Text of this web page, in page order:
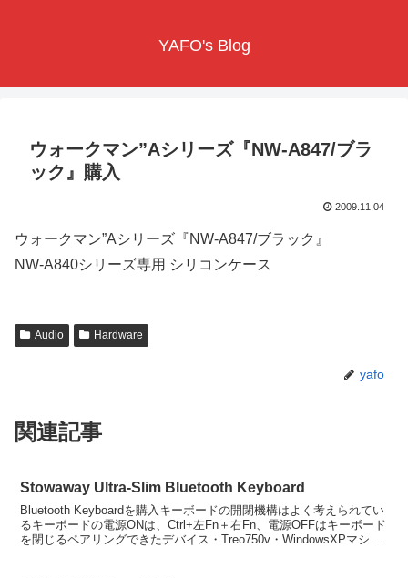
YAFO's Blog
ウォークマン”Aシリーズ『NW-A847/ブラ
ック』購入
2009.11.04
ウォークマン”Aシリーズ『NW-A847/ブラック』
NW-A840シリーズ専用 シリコンケース
Audio Hardware
yafo
関連記事
Stowaway Ultra-Slim Bluetooth Keyboard
Bluetooth Keyboardを購入キーボードの開閉機構はよく考えられてい
るキーボードの電源ONは、Ctrl+左Fn＋右Fn、電源OFFはキーボード
を閉じるペアリングできたデバイス・Treo750v・WindowsXPマシン